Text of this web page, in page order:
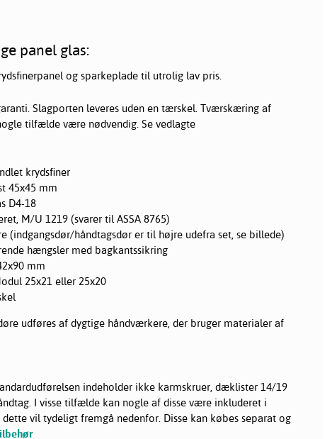
panel glas:
og sparkeplade til utrolig lav pris.
Slagporten leveres uden en tærskel. Tværskæring af
tilfælde være nødvendig. Se vedlagte
krydsfiner
45x45 mm
D4-18
M/U 1219 (svarer til ASSA 8765)
(indgangsdør/håndtagsdør er til højre udefra set, se billede)
hængsler med bagkantssikring
mm
25x21 eller 25x20
udføres af dygtige håndværkere, der bruger materialer af
indeholder ikke karmskruer, dæklister 14/19
I visse tilfælde kan nogle af disse være inkluderet i
vil tydeligt fremgå nedenfor. Disse kan købes separat og